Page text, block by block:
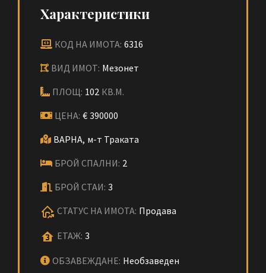
Характеристики
КОД НА ИМОТА: 6316
ВИД ИМОТ: Мезонет
ПЛОЩ: 102 КВ.М.
ЦЕНА: € 390000
ВАРНА, м-т Траката
БРОЙ СПАЛНИ: 2
БРОЙ СТАИ: 3
СТАТУС НА ИМОТА: Продава
ЕТАЖ: 3
ОБЗАВЕЖДАНЕ: Необзаведен